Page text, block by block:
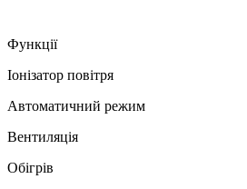
Функції
Іонізатор повітря
Автоматичний режим
Вентиляція
Обігрів